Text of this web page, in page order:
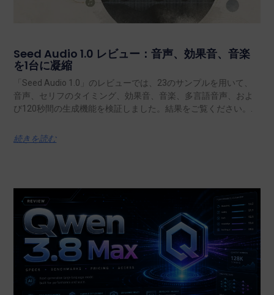
Seed Audio 1.0 レビュー：音声、効果音、音楽
を1台に凝縮
「Seed Audio 1.0」のレビューでは、23のサンプルを用いて、
音声、セリフのタイミング、効果音、音楽、多言語音声、およ
び120秒間の生成機能を検証しました。結果をご覧ください。.
続きを読む